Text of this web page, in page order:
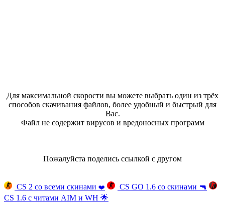
Для максимальной скорости вы можете выбрать один из трёх
способов скачивания файлов, более удобный и быстрый для
Вас.
Файл не содержит вирусов и вредоносных программ
Пожалуйста поделись ссылкой с другом
CS 2 со всеми скинами ❤️ CS GO 1.6 со скинами 🔫
CS 1.6 с читами AIM и WH 🌟